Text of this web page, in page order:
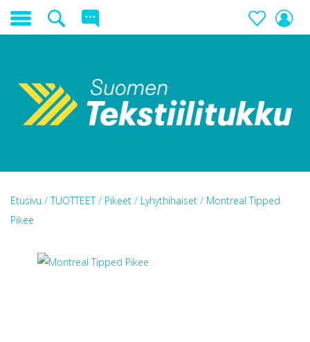
Etusivu /TUOTTEET/ Pikeet / Lyhythihaiset / Montreal Tipped
Pikee